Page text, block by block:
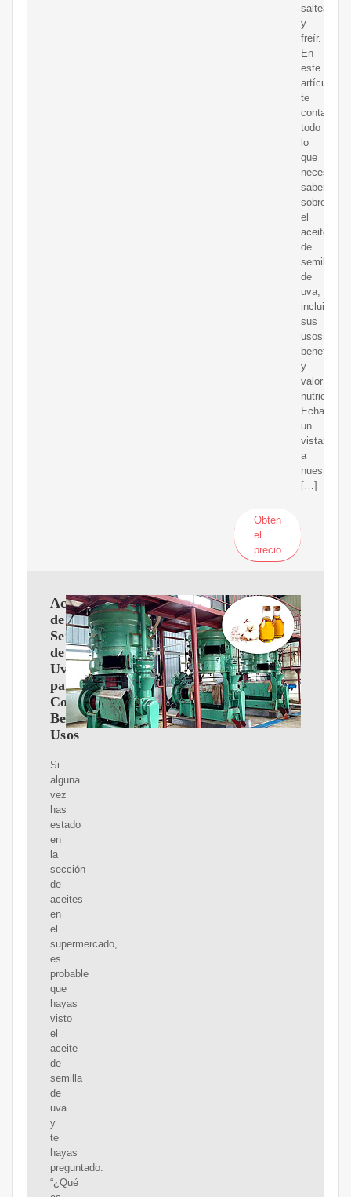
saltear
y
freír.
En
este
artículo,
te
contaré
todo
lo
que
necesitas
saber
sobre
el
aceite
de
semilla
de
uva,
incluidos
sus
usos,
beneficios
y
valor
nutricional.
Echa
un
vistazo
a
nuestro
[…]
Obtén
el
precio
Aceite
de
Semilla
de
Uva
para
Cocinar:
Beneficios,
Usos
Si
alguna
vez
has
estado
en
la
sección
de
aceites
en
el
supermercado,
es
probable
que
hayas
visto
el
aceite
de
semilla
de
uva
y
te
hayas
preguntado:
“¿Qué